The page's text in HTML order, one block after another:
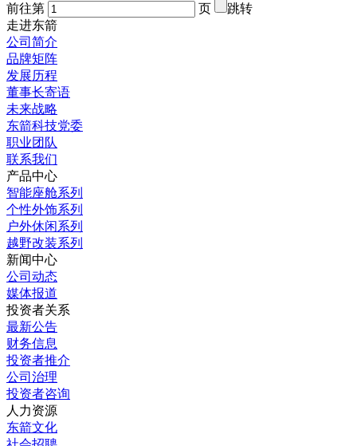
前往第
页
跳转
走进东箭
公司简介
品牌矩阵
发展历程
董事长寄语
未来战略
东箭科技党委
职业团队
联系我们
产品中心
智能座舱系列
个性外饰系列
户外休闲系列
越野改装系列
新闻中心
公司动态
媒体报道
投资者关系
最新公告
财务信息
投资者推介
公司治理
投资者咨询
人力资源
东箭文化